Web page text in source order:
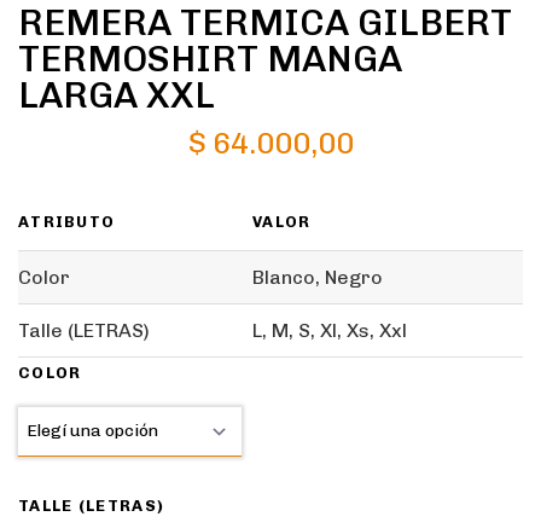
REMERA TERMICA GILBERT
TERMOSHIRT MANGA
LARGA XXL
$64.000,00
ATRIBUTO VALOR
Color Blanco, Negro
Talle (LETRAS) L, M, S, Xl, Xs, Xxl
COLOR
TALLE (LETRAS)